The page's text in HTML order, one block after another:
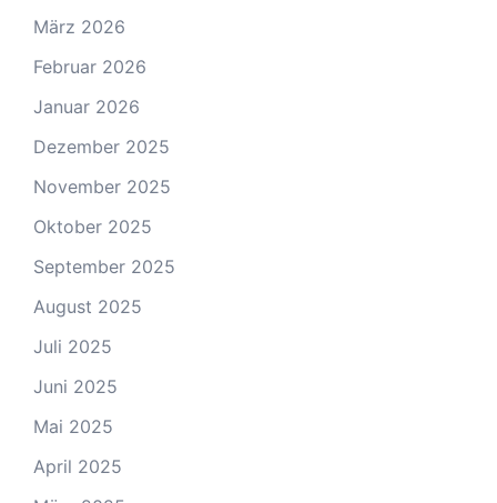
März 2026
Februar 2026
Januar 2026
Dezember 2025
November 2025
Oktober 2025
September 2025
August 2025
Juli 2025
Juni 2025
Mai 2025
April 2025